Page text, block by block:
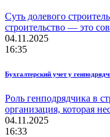
Суть долевого
строительство — это
04.11.2025
16:35
Бухгалтерский учет у
Роль генподрядчика в
организация, которая
04.11.2025
16:33